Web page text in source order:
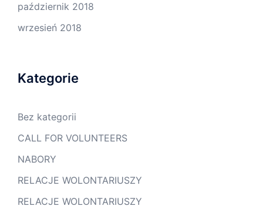
październik 2018
wrzesień 2018
Kategorie
Bez kategorii
CALL FOR VOLUNTEERS
NABORY
RELACJE WOLONTARIUSZY
RELACJE WOLONTARIUSZY